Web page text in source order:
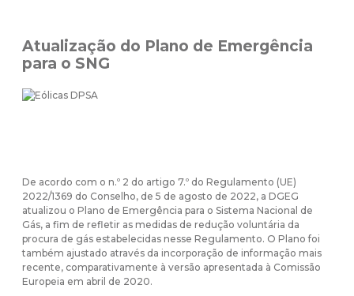
Atualização do Plano de Emergência
para o SNG
De acordo com o n.º 2 do artigo 7.º do Regulamento (UE)
2022/1369 do Conselho, de 5 de agosto de 2022, a DGEG
atualizou o Plano de Emergência para o Sistema Nacional de
Gás, a fim de refletir as medidas de redução voluntária da
procura de gás estabelecidas nesse Regulamento. O Plano foi
também ajustado através da incorporação de informação mais
recente, comparativamente à versão apresentada à Comissão
Europeia em abril de 2020.